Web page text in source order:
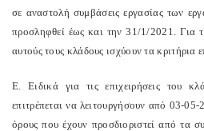
σε αναστολή συμβάσεις εργασίας των
προσληφθεί έως και την 31/1/2021. Για
αυτούς τους κλάδους ισχύουν τα κριτήρια
E. Ειδικά για τις επιχειρήσεις του
επιτρέπεται να λειτουργήσουν από 03-
όρους που έχουν προσδιοριστεί από τα